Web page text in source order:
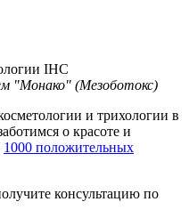
"Монако" (Мезоботокс)
и трихологии в
о красоте и
1000 положительных
консультацию по